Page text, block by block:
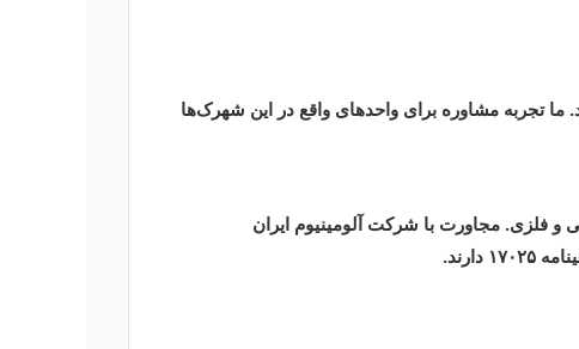
تجربه مشاوره برای واحدهای واقع در این شهرک‌ها
شرکت آلومینیوم ایران